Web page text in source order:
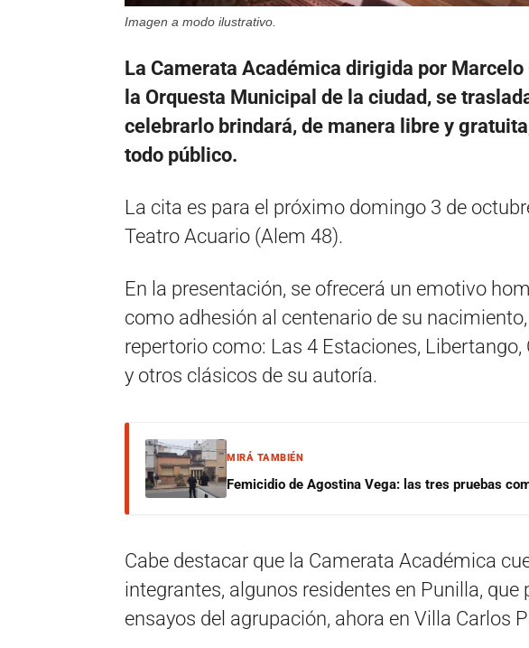
Imagen a modo ilustrativo.
La Camerata Académica dirigida por
la Orquesta Municipal de la ciudad, se
celebrarlo brindará, de manera libre y
todo público.
La cita es para el próximo domingo 3 de
Teatro Acuario (Alem 48).
En la presentación, se ofrecerá un emotivo
como adhesión al centenario de su
repertorio como: Las 4 Estaciones, Libertango,
y otros clásicos de su autoría.
MIRÁ TAMBIÉN
Femicidio de Agostina Vega: las tres pruebas
Cabe destacar que la Camerata Académica
integrantes, algunos residentes en Punilla,
ensayos del agrupación, ahora en Villa Carlos